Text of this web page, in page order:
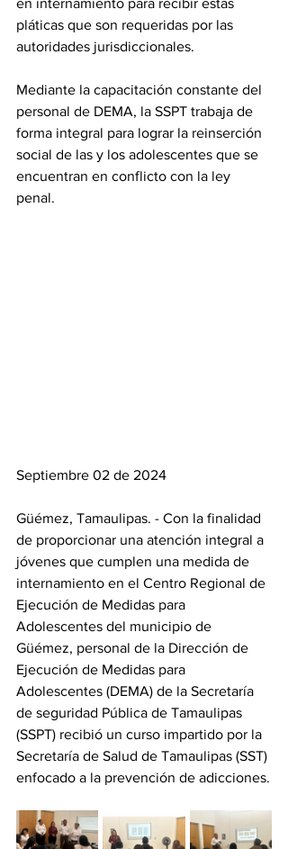
en internamiento para recibir estas
pláticas que son requeridas por las
autoridades jurisdiccionales.
Mediante la capacitación constante del
personal de DEMA, la SSPT trabaja de
forma integral para lograr la reinserción
social de las y los adolescentes que se
encuentran en conflicto con la ley
penal.
Septiembre 02 de 2024
Güémez, Tamaulipas. - Con la finalidad
de proporcionar una atención integral a
jóvenes que cumplen una medida de
internamiento en el Centro Regional de
Ejecución de Medidas para
Adolescentes del municipio de
Güémez, personal de la Dirección de
Ejecución de Medidas para
Adolescentes (DEMA) de la Secretaría
de seguridad Pública de Tamaulipas
(SSPT) recibió un curso impartido por la
Secretaría de Salud de Tamaulipas (SST)
enfocado a la prevención de adicciones.